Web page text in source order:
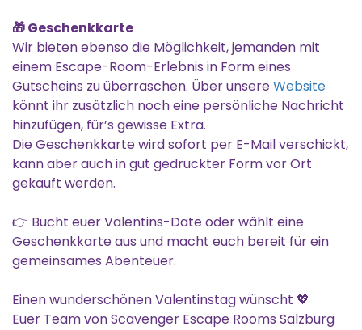
🎁 Geschenkkarte
Wir bieten ebenso die Möglichkeit, jemanden mit
einem Escape-Room-Erlebnis in Form eines
Gutscheins zu überraschen. Über unsereWebsite
könnt ihr zusätzlich noch eine persönliche Nachricht
hinzufügen, für’s gewisse Extra.
Die Geschenkkarte wird sofort per E-Mail verschickt,
kann aber auch in gut gedruckter Form vor Ort
gekauft werden.
👉 Bucht euer Valentins-Date oder wählt eine
Geschenkkarte aus und macht euch bereit für ein
gemeinsames Abenteuer.
Einen wunderschönen Valentinstag wünscht 💖
Euer Team von Scavenger Escape Rooms Salzburg